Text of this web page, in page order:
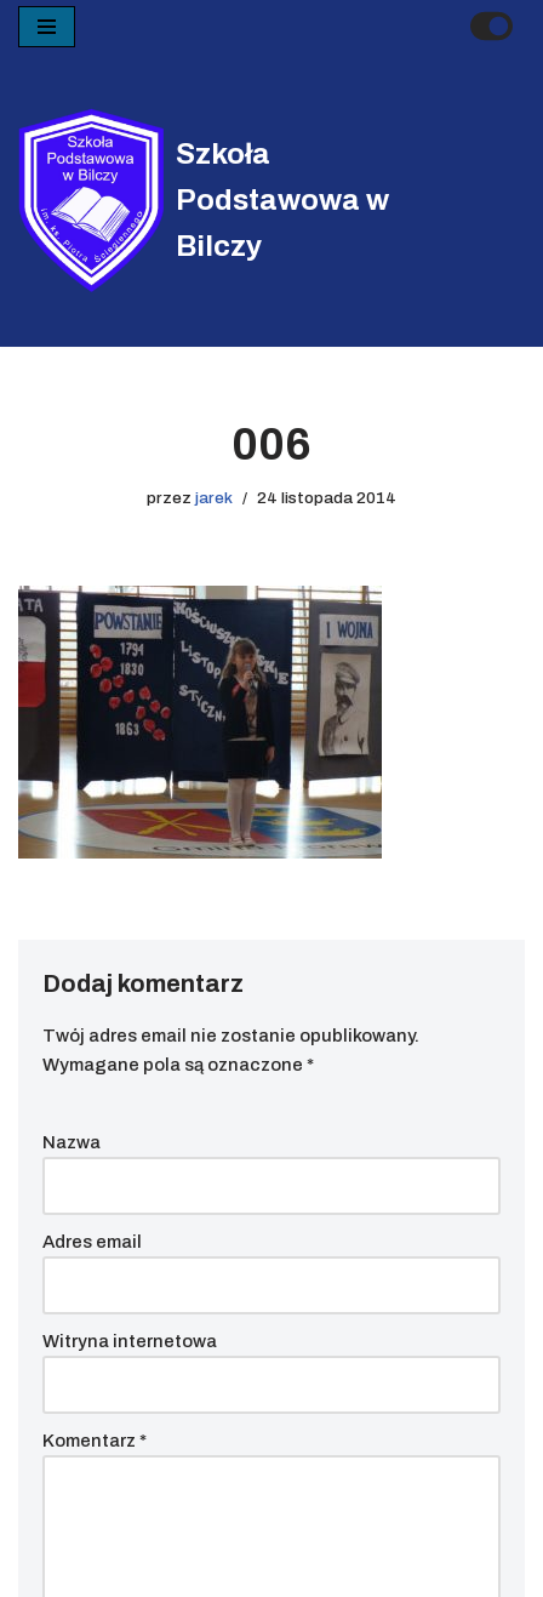
treści
Szkoła
Podstawowa w
Bilczy
006
przez jarek 24 listopada 2014
Dodaj komentarz
Twój adres email nie zostanie opublikowany.
Wymagane pola są oznaczone *
Nazwa
Adres email
Witryna internetowa
Komentarz *